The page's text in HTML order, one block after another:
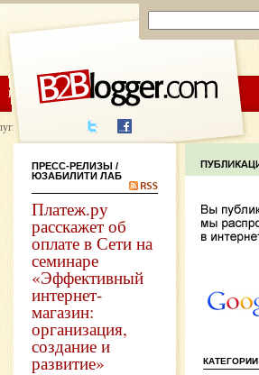
ЦЕНЫ ПОМОЩЬ
написания
ПРЕСС-РЕЛИЗЫ /
ЮЗАБИЛИТИ ЛАБ
Платеж.ру
расскажет об
оплате в Сети на
семинаре
«Эффективный
интернет-
магазин:
организация,
создание и
развитие» КАТЕГОРИИ